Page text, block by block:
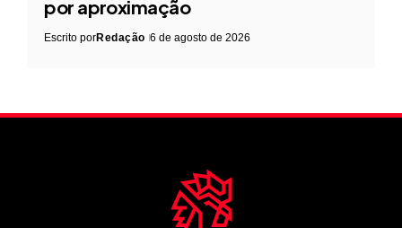
por aproximação
Escrito porRedação 6 de agosto de 2026